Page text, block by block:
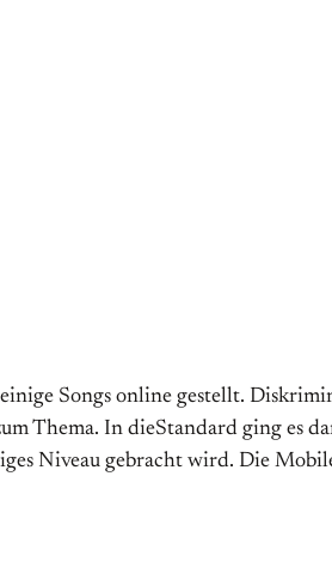
Songs online gestellt.
Thema. In dieStandard ging es
Niveau gebracht wird. Die